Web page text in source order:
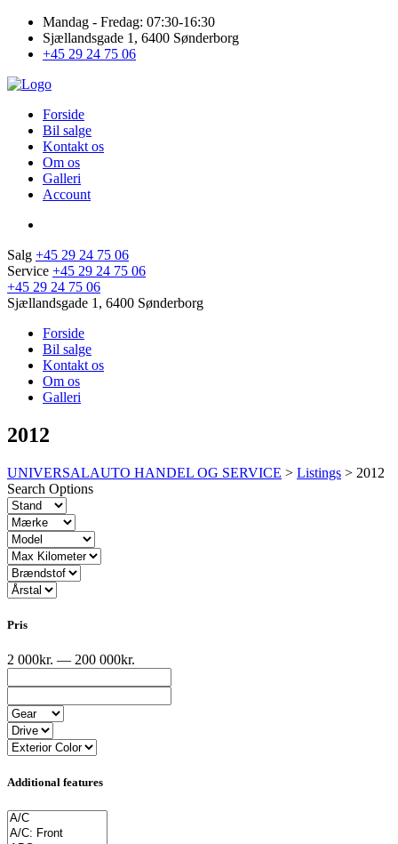
Mandag - Fredag: 07:30-16:30
Sjællandsgade 1, 6400 Sønderborg
+45 29 24 75 06
Forside
Bil salge
Kontakt os
Om os
Galleri
Account
Salg +45 29 24 75 06
Service +45 29 24 75 06
+45 29 24 75 06
Sjællandsgade 1, 6400 Sønderborg
Forside
Bil salge
Kontakt os
Om os
Galleri
2012
UNIVERSALAUTO HANDEL OG SERVICE > Listings > 2012
Search Options
Pris
2 000kr. — 200 000kr.
Additional features